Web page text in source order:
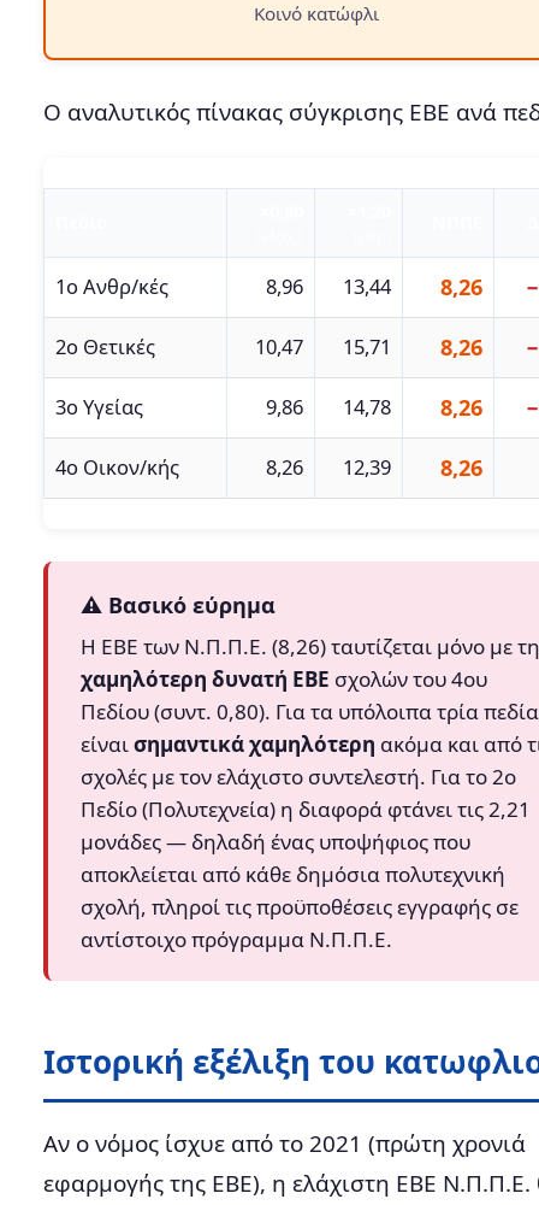
Κοινό κατώφλι
Ο αναλυτικός πίνακας σύγκρισης ΕΒΕ ανά
1ο Ανθρ/κές 8,96 13,44 8,26
2ο Θετικές 10,47 15,71 8,26
3ο Υγείας 9,86 14,78 8,26
4ο Οικον/κής 8,26 12,39 8,26
⚠️ Βασικό εύρημα
Η ΕΒΕ των Ν.Π.Π.Ε. (8,26) ταυτίζεται μόνο με τη
χαμηλότερη δυνατή ΕΒΕ σχολών του 4ου
Πεδίου (συντ. 0,80). Για τα υπόλοιπα τρία
είναισημαντικά χαμηλότερη ακόμα και από
σχολές με τον ελάχιστο συντελεστή. Για το 2ο
Πεδίο (Πολυτεχνεία) η διαφορά φτάνει τις 2,21
μονάδες — δηλαδή ένας υποψήφιος που
αποκλείεται από κάθε δημόσια πολυτεχνική
σχολή, πληροί τις προϋποθέσεις εγγραφής σε
αντίστοιχο πρόγραμμα Ν.Π.Π.Ε.
Ιστορική εξέλιξη του
Αν ο νόμος ίσχυε από το 2021 (πρώτη χρονιά
εφαρμογής της ΕΒΕ), η ελάχιστη ΕΒΕ Ν.Π.Π.Ε.